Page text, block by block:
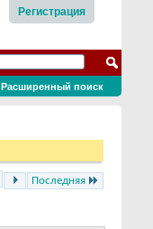
Регистрация
Расширенный поиск
Последняя